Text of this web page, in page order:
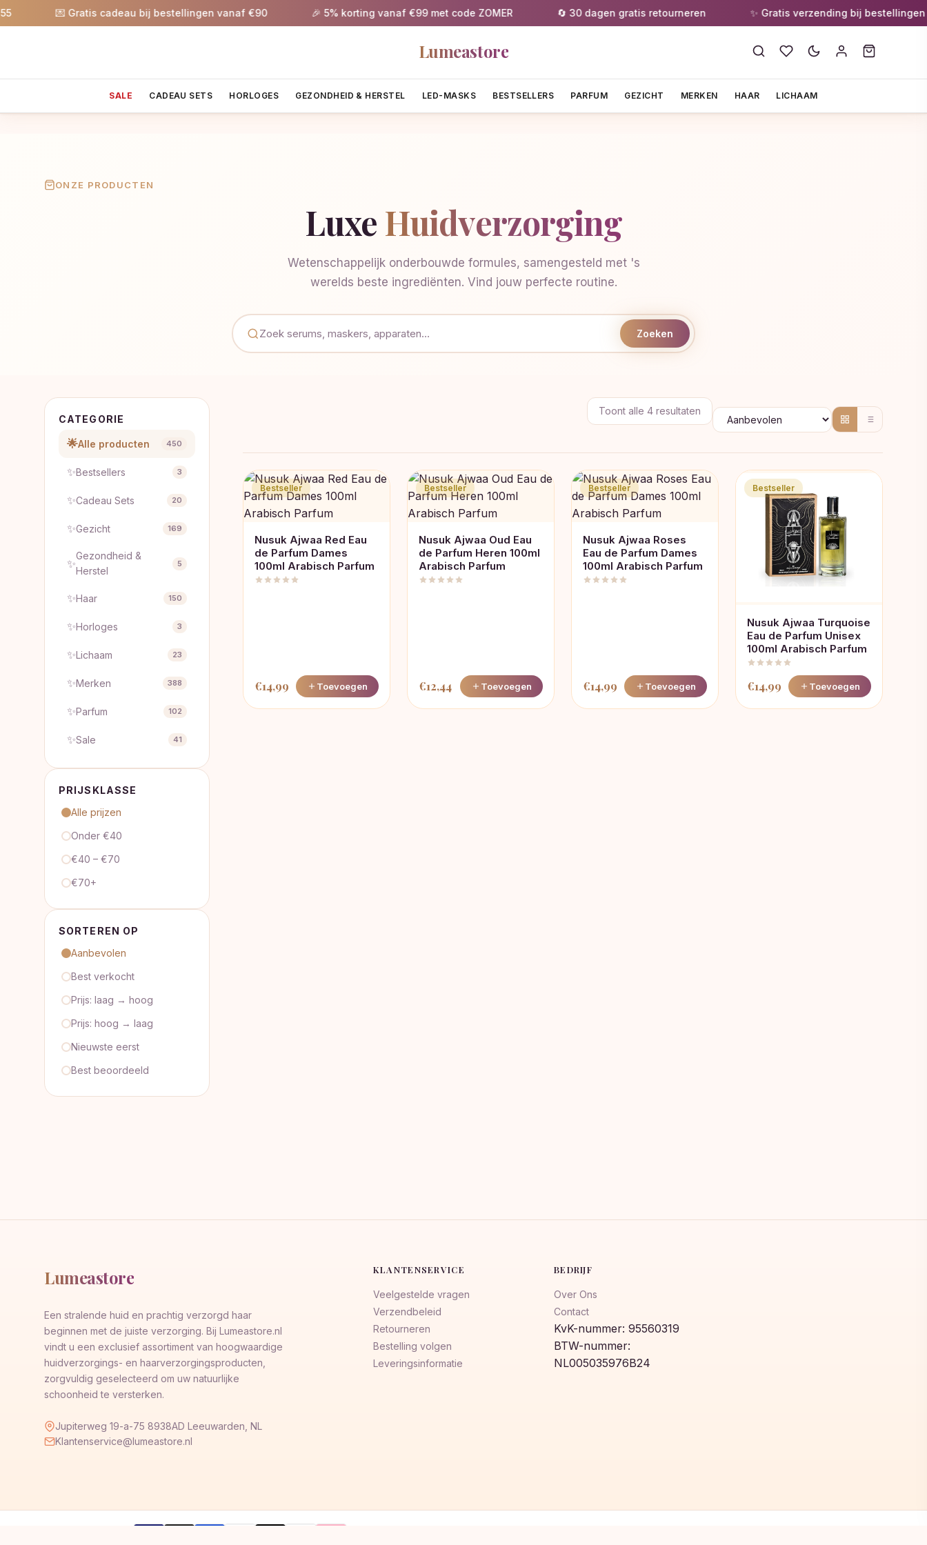
💌 Gratis cadeau bij bestellingen vanaf €90 🎉 5% korting vanaf €99 met code ZOMER 🔄 30 dagen gratis retourneren ✨ Gratis verzending bij bestellingen
Lumeastore
SALE CADEAU SETS HORLOGES GEZONDHEID & HERSTEL LED-MASKS BESTSELLERS PARFUM GEZICHT MERKEN HAAR LICHAAM
ONZE PRODUCTEN
Luxe Huidverzorging
Wetenschappelijk onderbouwde formules, samengesteld met 's
werelds beste ingrediënten. Vind jouw perfecte routine.
Zoeken
CATEGORIE
🌟Alle producten 450
✨Bestsellers 3
✨Cadeau Sets 20
✨Gezicht 169
✨
Gezondheid &
Herstel
5
✨Haar 150
✨Horloges 3
✨Lichaam 23
✨Merken 388
✨Parfum 102
✨Sale 41
PRIJSKLASSE
Alle prijzen
Onder €40
€40 – €70
€70+
SORTEREN OP
Aanbevolen
Best verkocht
Prijs: laag → hoog
Prijs: hoog → laag
Nieuwste eerst
Best beoordeeld
Toont alle 4 resultaten Gesorteerd
op
Bestseller
Nusuk Ajwaa Red Eau
de Parfum Dames
100ml Arabisch Parfum
€14,99 Toevoegen
Bestseller
Nusuk Ajwaa Oud Eau
de Parfum Heren 100ml
Arabisch Parfum
€12,44 Toevoegen
Bestseller
Nusuk Ajwaa Roses
Eau de Parfum Dames
100ml Arabisch Parfum
€14,99 Toevoegen
Bestseller
Nusuk Ajwaa Turquoise
Eau de Parfum Unisex
100ml Arabisch Parfum
€14,99 Toevoegen
Lumeastore
Een stralende huid en prachtig verzorgd haar
beginnen met de juiste verzorging. Bij Lumeastore.nl
vindt u een exclusief assortiment van hoogwaardige
huidverzorgings- en haarverzorgingsproducten,
zorgvuldig geselecteerd om uw natuurlijke
schoonheid te versterken.
Jupiterweg 19-a-75 8938AD Leeuwarden, NL
Klantenservice@lumeastore.nl
KLANTENSERVICE
Veelgestelde vragen
Verzendbeleid
Retourneren
Bestelling volgen
Leveringsinformatie
BEDRIJF
Over Ons
Contact
KvK-nummer: 95560319
BTW-nummer:
NL005035976B24